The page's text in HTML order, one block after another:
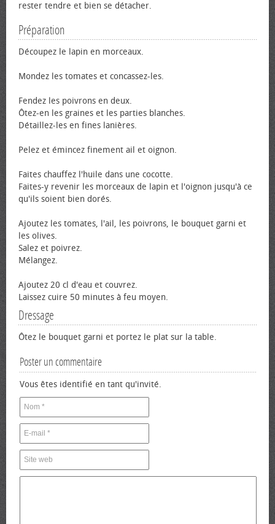
rester tendre et bien se détacher.
Préparation
Découpez le lapin en morceaux.
Mondez les tomates et concassez-les.
Fendez les poivrons en deux.
Ôtez-en les graines et les parties blanches.
Détaillez-les en fines lanières.
Pelez et émincez finement ail et oignon.
Faites chauffez l'huile dans une cocotte.
Faites-y revenir les morceaux de lapin et l'oignon jusqu'à ce
qu'ils soient bien dorés.
Ajoutez les tomates, l'ail, les poivrons, le bouquet garni et
les olives.
Salez et poivrez.
Mélangez.
Ajoutez 20 cl d'eau et couvrez.
Laissez cuire 50 minutes à feu moyen.
Dressage
Ôtez le bouquet garni et portez le plat sur la table.
Poster un commentaire
Vous êtes identifié en tant qu'invité.